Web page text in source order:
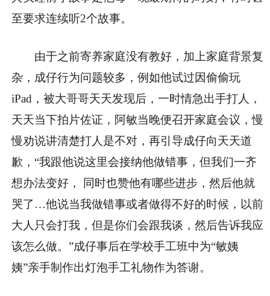
至要求连续听2个故事。
由于之前寄养家庭没有教好，加上家庭背景复
杂，成仔行为问题较多，例如他试过因偷偷玩
iPad，被大哥哥天天发现后，一时情急出手打人，
天天当下拍片佐证，阿敏当晚便召开家庭会议，慢
慢劝说讲清楚打人是不对，再引导成仔向天天道
歉，“我跟他说这里会接纳他做错事，但我们一齐
想办法变好， 同时也赞他有哪些进步，然后他就
哭了…他说当我做错事或者做得不好的时候，以前
大人只会打我，但是你们会跟我谈，然后告诉我应
该怎么做。”成仔事后在学校手工班中为“敏姨
姨”亲手制作出灯泡手工礼物作为答谢。